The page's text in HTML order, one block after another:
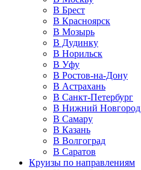
В Брест
В Красноярск
В Мозырь
В Дудинку
В Норильск
В Уфу
В Ростов-на-Дону
В Астрахань
В Санкт-Петербург
В Нижний Новгород
В Самару
В Казань
В Волгоград
В Саратов
Круизы по направлениям